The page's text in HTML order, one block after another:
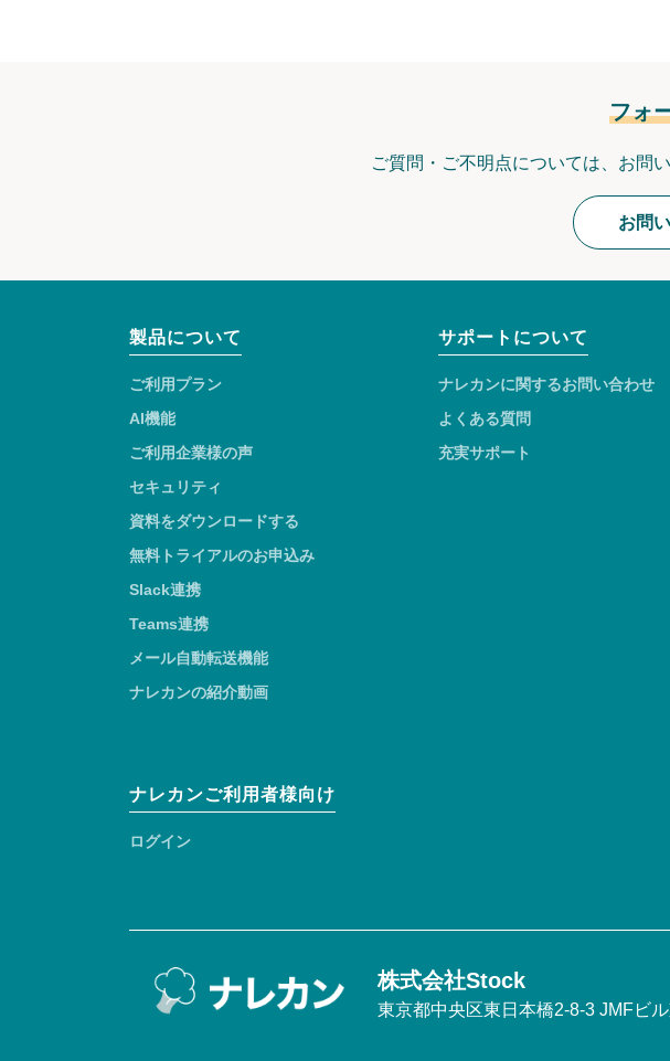
フォ
ご質問・ご不明点については、 お問
お問
製品について
ご利用プラン
AI機能
ご利用企業様の声
セキュリティ
資料をダウンロードする
無料トライアルのお申込み
Slack連携
Teams連携
メール自動転送機能
ナレカンの紹介動画
サポートについて
ナレカンに関するお問い合わせ
よくある質問
充実サポート
ナレカンご利用者様向け
ログイン
株式会社Stock
東京都中央区東日本橋2-8-3 JMFビ